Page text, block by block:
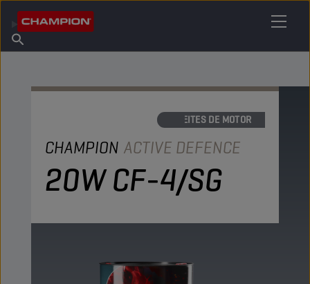
Acerca de champion
Encuentra un punto de venta
ACEITES DE MOTOR
CHAMPION ACTIVE DEFENCE
20W CF-4/SG